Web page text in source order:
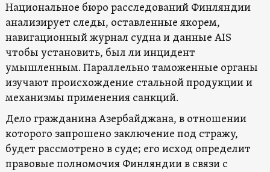
Национальное бюро расследований Финляндии
анализирует следы, оставленные якорем,
навигационный журнал судна и данные AIS
чтобы установить, был ли инцидент
умышленным. Параллельно таможенные органы
изучают происхождение стальной продукции и
механизмы применения санкций.
Дело гражданина Азербайджана, в отношении
которого запрошено заключение под стражу,
будет рассмотрено в суде; его исход определит
правовые полномочия Финляндии в связи с